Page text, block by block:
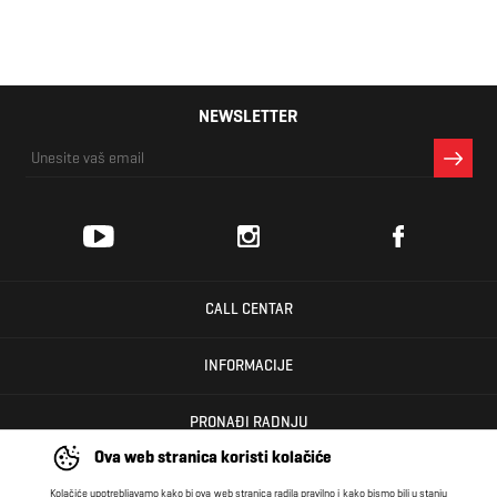
Ova web stranica koristi kolačiće
Kolačiće upotrebljavamo kako bi ova web stranica radila pravilno i kako bismo bili u stanju
NEWSLETTER
CALL CENTAR
INFORMACIJE
PRONAĐI RADNJU